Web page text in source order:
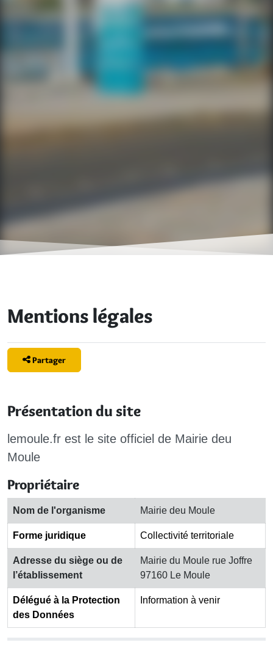
Mentions légales
Partager
Présentation du site
lemoule.fr est le site officiel de Mairie deu
Moule
Propriétaire
Nom de l'organisme Mairie deu Moule
Forme juridique Collectivité territoriale
Adresse du siège ou de
l’établissement
Mairie du Moule rue Joffre
97160 Le Moule
Délégué à la Protection
des Données
Information à venir